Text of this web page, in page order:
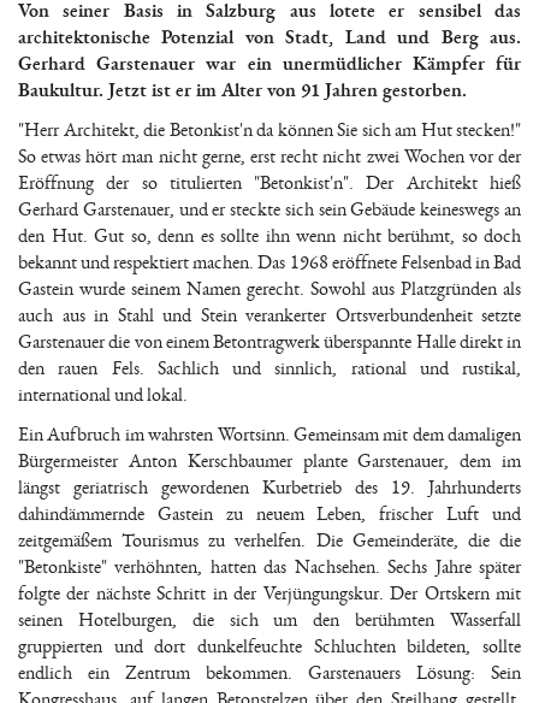
Von seiner Basis in Salzburg aus lotete er sensibel das
architektonische Potenzial von Stadt, Land und Berg aus.
Gerhard Garstenauer war ein unermüdlicher Kämpfer für
Baukultur. Jetzt ist er im Alter von 91 Jahren gestorben.
"Herr Architekt, die Betonkist'n da können Sie sich am Hut stecken!"
So etwas hört man nicht gerne, erst recht nicht zwei Wochen vor der
Eröffnung der so titulierten "Betonkist'n". Der Architekt hieß
Gerhard Garstenauer, und er steckte sich sein Gebäude keineswegs an
den Hut. Gut so, denn es sollte ihn wenn nicht berühmt, so doch
bekannt und respektiert machen. Das 1968 eröffnete Felsenbad in Bad
Gastein wurde seinem Namen gerecht. Sowohl aus Platzgründen als
auch aus in Stahl und Stein verankerter Ortsverbundenheit setzte
Garstenauer die von einem Betontragwerk überspannte Halle direkt in
den rauen Fels. Sachlich und sinnlich, rational und rustikal,
international und lokal.
Ein Aufbruch im wahrsten Wortsinn. Gemeinsam mit dem damaligen
Bürgermeister Anton Kerschbaumer plante Garstenauer, dem im
längst geriatrisch gewordenen Kurbetrieb des 19. Jahrhunderts
dahindämmernde Gastein zu neuem Leben, frischer Luft und
zeitgemäßem Tourismus zu verhelfen. Die Gemeinderäte, die die
"Betonkiste" verhöhnten, hatten das Nachsehen. Sechs Jahre später
folgte der nächste Schritt in der Verjüngungskur. Der Ortskern mit
seinen Hotelburgen, die sich um den berühmten Wasserfall
gruppierten und dort dunkelfeuchte Schluchten bildeten, sollte
endlich ein Zentrum bekommen. Garstenauers Lösung: Sein